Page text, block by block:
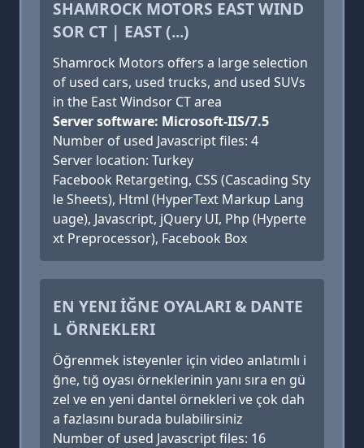
SHAMROCK MOTORS EAST WIND
SOR CT | EAST (...)
Shamrock Motors offers a large selection
of used cars, used trucks, and used SUVs
in the East Windsor CT area
Server software: Microsoft-IIS/7.5
Number of used Javascript files: 4
Server location: Turkey
Facebook Retargeting, CSS (Cascading Sty
le Sheets), Html (HyperText Markup Lang
uage), Javascript, jQuery UI, Php (Hyperte
xt Preprocessor), Facebook Box
EN YENI İĞNE OYALARI & DANTE
L ÖRNEKLERI
Öğrenmek isteyenler için video anlatımlı i
ğne, tığ oyası örneklerinin yanı sıra en gü
zel ve en yeni dantel örnekleri ve çok dah
a fazlasını burada bulabilirsiniz
Number of used Javascript files: 16